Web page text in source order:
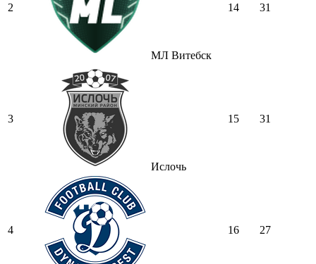
2
МЛ Витебск
14 31
3
Ислочь
15 31
4 16 27